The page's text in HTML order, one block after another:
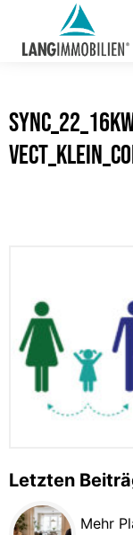
Letzten
Mehr